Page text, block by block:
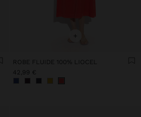
+
ROBE FLUIDE 100% LIOCEL
42,99 €